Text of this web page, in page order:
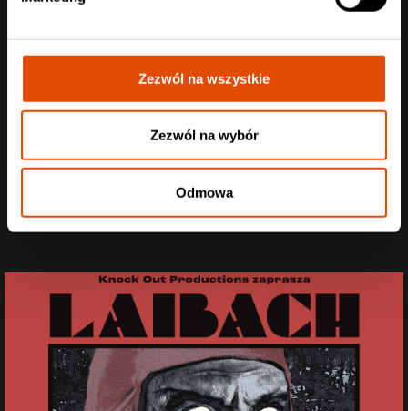
Zezwól na wszystkie
Zezwól na wybór
Odmowa